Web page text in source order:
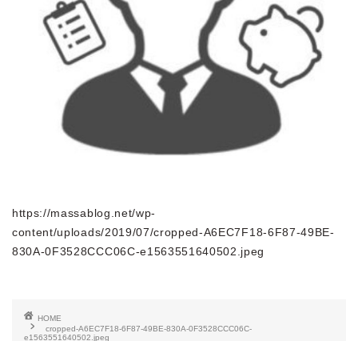
https://massablog.net/wp-
content/uploads/2019/07/cropped-A6EC7F18-6F87-49BE-
830A-0F3528CCC06C-e1563551640502.jpeg
HOME
cropped-A6EC7F18-6F87-49BE-830A-0F3528CCC06C-
e1563551640502.jpeg